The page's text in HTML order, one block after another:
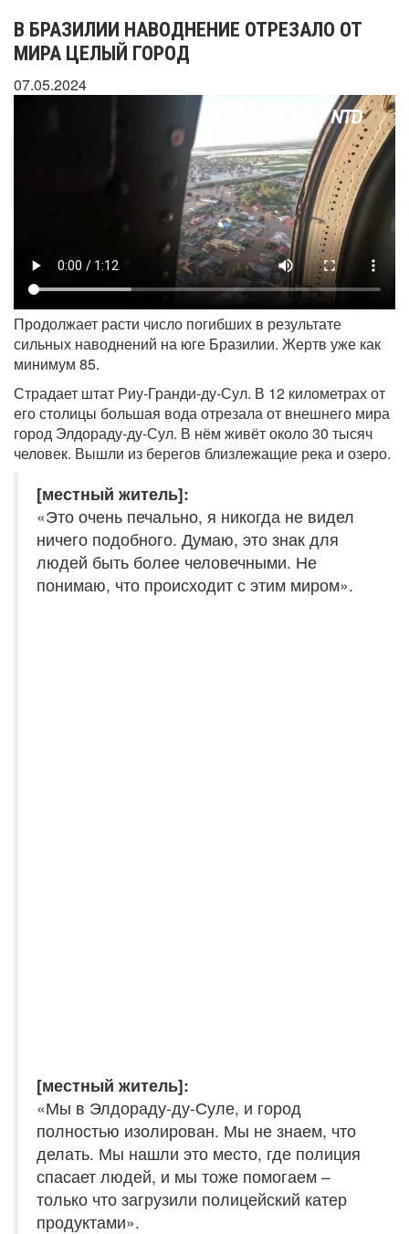
В БРАЗИЛИИ НАВОДНЕНИЕ ОТРЕЗАЛО ОТ
МИРА ЦЕЛЫЙ ГОРОД
07.05.2024
Продолжает расти число погибших в результате
сильных наводнений на юге Бразилии. Жертв уже как
минимум 85.
Страдает штат Риу-Гранди-ду-Сул. В 12 километрах от
его столицы большая вода отрезала от внешнего мира
город Элдораду-ду-Сул. В нём живёт около 30 тысяч
человек. Вышли из берегов близлежащие река и озеро.
[местный житель]:
«Это очень печально, я никогда не видел
ничего подобного. Думаю, это знак для
людей быть более человечными. Не
понимаю, что происходит с этим миром».
[местный житель]:
«Мы в Элдораду-ду-Суле, и город
полностью изолирован. Мы не знаем, что
делать. Мы нашли это место, где полиция
спасает людей, и мы тоже помогаем –
только что загрузили полицейский катер
продуктами».